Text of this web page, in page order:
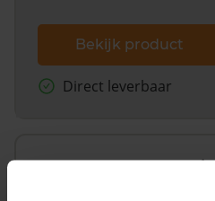
Bekijk product
Direct leverbaar